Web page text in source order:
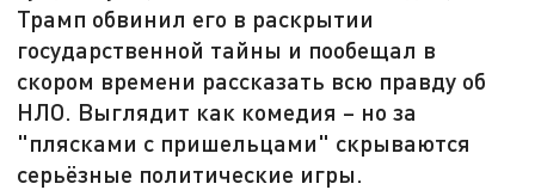
Трамп обвинил его в раскрытии
государственной тайны и пообещал в
скором времени рассказать всю правду об
НЛО. Выглядит как комедия – но за
"плясками с пришельцами" скрываются
серьёзные политические игры.